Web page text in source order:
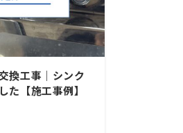
換工事｜シンク
た【施工事例】